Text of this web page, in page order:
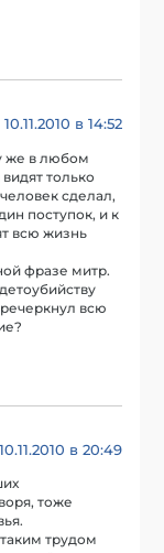
10.11.2010 в 14:52
же в любом
только
сделал,
поступок, и к
всю жизнь
фразе митр.
всю
10.11.2010 в 20:49
тоже
трудом